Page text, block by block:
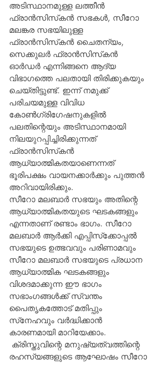
അടിസ്ഥാനമുള്ള ലത്തീന്‍
ഫ്രാന്‍സിസ്‌കന്‍ സഭകള്‍, സീറോ
മലങ്കര സഭയിലുള്ള
ഫ്രാന്‍സിസ്‌കന്‍ ചൈതന്യം,
സെക്കുലര്‍ ഫ്രാന്‍സിസ്‌കന്‍
ഓര്‍ഡര്‍ എന്നിങ്ങനെ ആദ്യ
വിഭാഗത്തെ പലതായി തിരിക്കുകയും
ചെയ്തിട്ടുണ്ട്. ഇന്ന് നമുക്ക്
പരിചയമുള്ള വിവിധ
കോണ്‍ഗ്രിഗേഷനുകളില്‍
പലതിന്റെയും അടിസ്ഥാനമായി
നിലയുറപ്പിച്ചിരിക്കുന്നത്
ഫ്രാന്‍സിസ്‌കന്‍
ആധ്യാത്മികതയാണെന്നത്
ഭൂരിപക്ഷം വായനക്കാര്‍ക്കും പുത്തന്‍
അറിവായിരിക്കും.
സീറോ മലബാര്‍ സഭയും അതിന്റെ
ആധ്യാത്മികതയുടെ ഘടകങ്ങളും
എന്നതാണ് രണ്ടാം ഭാഗം. സീറോ
മലബാര്‍ ആര്‍ക്കി എപ്പിസ്‌ക്കോപ്പല്‍
സഭയുടെ ഉത്ഭവവും പരിണാമവും
സീറോ മലബാര്‍ സഭയുടെ പ്രധാന
ആധ്യാത്മിക ഘടകങ്ങളും
വിശദമാക്കുന്ന ഈ ഭാഗം
സഭാംഗങ്ങള്‍ക്ക് സ്വന്തം
പൈതൃകത്തോട് മതിപ്പും
സ്‌നേഹവും വര്‍ദ്ധിക്കാന്‍
കാരണമായി മാറിയേക്കാം.
രഹസ്യങ്ങളുടെ ആഘോഷം സീറോ